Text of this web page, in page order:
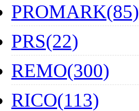
PROMARK(85)
PRS(22)
REMO(300)
RICO(113)